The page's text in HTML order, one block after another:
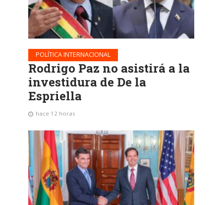
POLÍTICA INTERNACIONAL
Rodrigo Paz no asistirá a la
investidura de De la
Espriella
hace 12 horas